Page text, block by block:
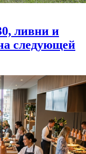
ливни и
следующей